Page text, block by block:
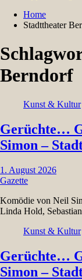
Home
Stadttheater
Berndorf
Kunst & Kultur
Gerüchte…
Simon –
1. August 2026
Gazette
Komödie von Neil
Linda Hold,
Kunst & Kultur
Gerüchte…
Simon –